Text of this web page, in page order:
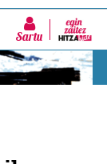
Sartu